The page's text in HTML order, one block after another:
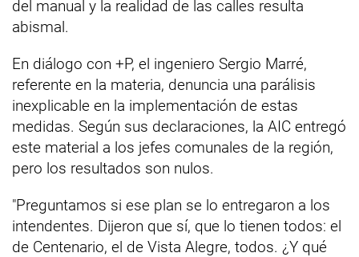
del manual y la realidad de las calles resulta
abismal.
En diálogo con +P, el ingeniero Sergio Marré,
referente en la materia, denuncia una parálisis
inexplicable en la implementación de estas
medidas. Según sus declaraciones, la AIC entregó
este material a los jefes comunales de la región,
pero los resultados son nulos.
"Preguntamos si ese plan se lo entregaron a los
intendentes. Dijeron que sí, que lo tienen todos: el
de Centenario, el de Vista Alegre, todos. ¿Y qué